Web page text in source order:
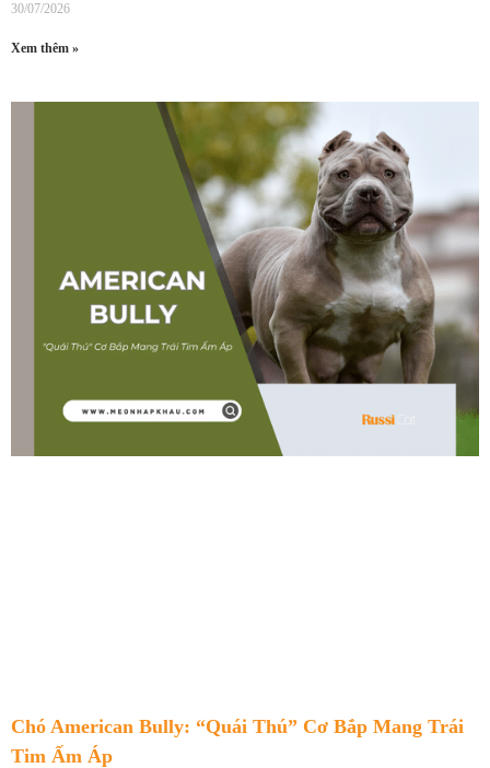
30/07/2026
Xem thêm »
Chó American Bully: “Quái Thú” Cơ Bắp Mang Trái
Tim Ấm Áp